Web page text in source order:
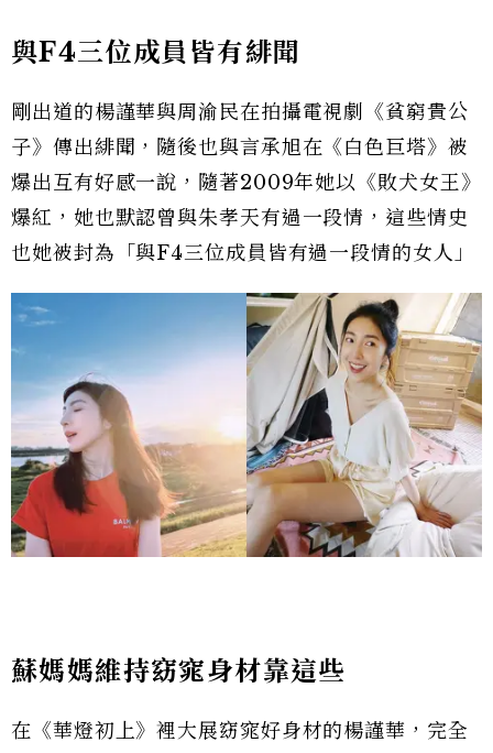
與F4三位成員皆有緋聞
剛出道的楊謹華與周渝民在拍攝電視劇《貧窮貴公
子》傳出緋聞，隨後也與言承旭在《白色巨塔》被
爆出互有好感一說，隨著2009年她以《敗犬女王》
爆紅，她也默認曾與朱孝天有過一段情，這些情史
也她被封為「與F4三位成員皆有過一段情的女人」
蘇媽媽維持窈窕身材靠這些
在《華燈初上》裡大展窈窕好身材的楊謹華，完全